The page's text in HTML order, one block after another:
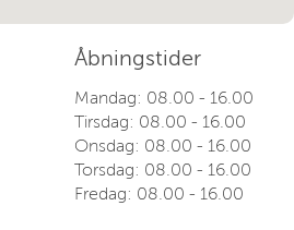
Åbningstider
Mandag: 08.00 - 16.00
Tirsdag: 08.00 - 16.00
Onsdag: 08.00 - 16.00
Torsdag: 08.00 - 16.00
Fredag: 08.00 - 16.00